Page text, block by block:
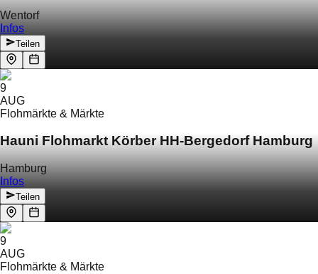
Wentorf
Infos
Teilen
9
AUG
Flohmärkte & Märkte
Hauni Flohmarkt Körber HH-Bergedorf Hamburg
Hamburg
Infos
Teilen
9
AUG
Flohmärkte & Märkte